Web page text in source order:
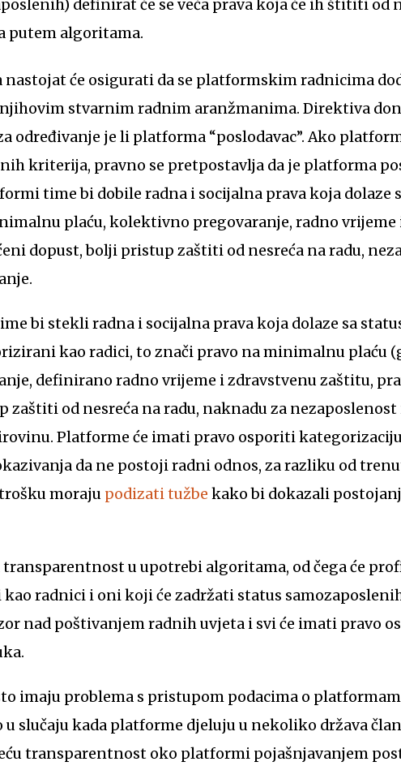
definirat će se veća prava koja će ih štititi od
putem algoritama.
stvarnim radnim aranžmanima. Direktiva
je li platforma “poslodavac”. Ako
kriterija, pravno se pretpostavlja da je platforma
time bi dobile radna i socijalna prava koja dolaze
plaću, kolektivno pregovaranje, radno vrijeme
dopust, bolji pristup zaštiti od nesreća na radu,
bi stekli radna i socijalna prava koja dolaze sa
kao radici, to znači pravo na minimalnu plaću
definirano radno vrijeme i zdravstvenu zaštitu,
od nesreća na radu, naknadu za nezaposlenost
Platforme će imati pravo osporiti
da ne postoji radni odnos, za razliku od
moraju podizati tužbe kako bi dokazali
transparentnost u upotrebi algoritama, od čega će
radnici i oni koji će zadržati status
nad poštivanjem radnih uvjeta i svi će imati pravo
imaju problema s pristupom podacima o
u slučaju kada platforme djeluju u nekoliko država
transparentnost oko platformi pojašnjavanjem